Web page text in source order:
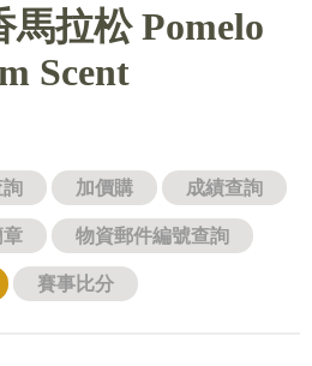
馬拉松 Pomelo
Scent
詢 加價購 成績查詢
章 物資郵件編號查詢
賽事比分